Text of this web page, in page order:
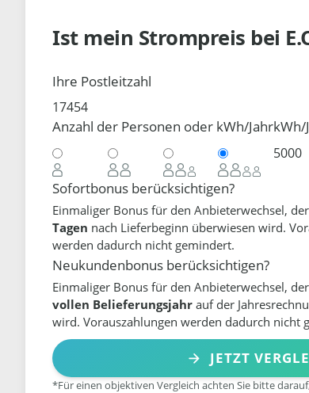
Ist mein Strompreis bei
Ihre Postleitzahl
Anzahl der Personen oder kWh/JahrkWh/
Sofortbonus berücksichtigen?
Einmaliger Bonus für den Anbieterwechsel, der
Tagen nach Lieferbeginn überwiesen wird.
werden dadurch nicht gemindert.
Neukundenbonus berücksichtigen?
Einmaliger Bonus für den Anbieterwechsel, der
vollen Belieferungsjahr auf der
wird. Vorauszahlungen werden dadurch nicht
JETZT
*Für einen objektiven Vergleich achten Sie bitte